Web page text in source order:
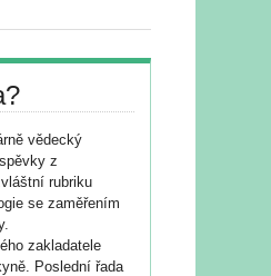
vědecký
z
rubriku
se zaměřením
zakladatele
Poslední řada